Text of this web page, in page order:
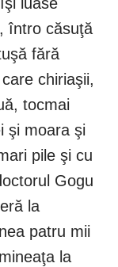
întro căsuţă
fără
chiriaşii,
tocmai
şi moara şi
pile şi cu
Gogu
la
patru mii
la